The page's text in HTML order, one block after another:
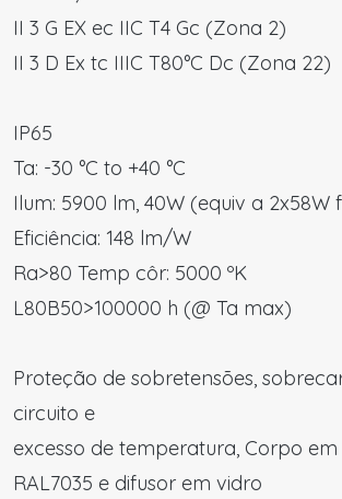
II 3 G EX ec IIC T4 Gc (Zona 2)
II 3 D Ex tc IIIC T80°C Dc (Zona 22)
IP65
Ta: -30 °C to +40 °C
Ilum: 5900 lm, 40W (equiv a 2x58W
Eficiência: 148 lm/W
Ra>80 Temp côr: 5000 ºK
L80B50>100000 h (@ Ta max)
Proteção de sobretensões,
circuito e
excesso de temperatura, Corpo
RAL7035 e difusor em vidro